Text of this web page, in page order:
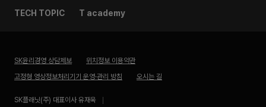
TECH TOPIC T academy
SK윤리경영 상담제보
위치정보 이용약관
고정형 영상정보처리기기 운영·관리 방침
오시는 길
SK플래닛(주) 대표이사 유재욱